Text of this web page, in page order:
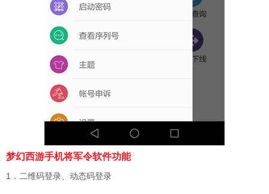
梦幻西游手机将军令软件功能
1．二维码登录、动态码登录